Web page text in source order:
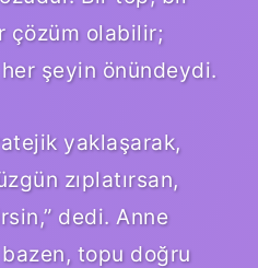
çözüm olabilir;
şeyin önündeydi.
yaklaşarak,
zıplatırsan,
dedi. Anne
topu doğru